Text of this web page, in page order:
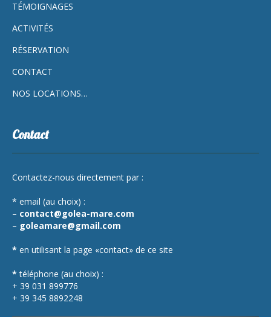
TÉMOIGNAGES
ACTIVITÉS
RÉSERVATION
CONTACT
NOS LOCATIONS…
Contact
Contactez-nous directement par :
* email (au choix) :
– contact@golea-mare.com
– goleamare@gmail.com
* en utilisant la page «contact» de ce site
* téléphone (au choix) :
+ 39 031 899776
+ 39 345 8892248